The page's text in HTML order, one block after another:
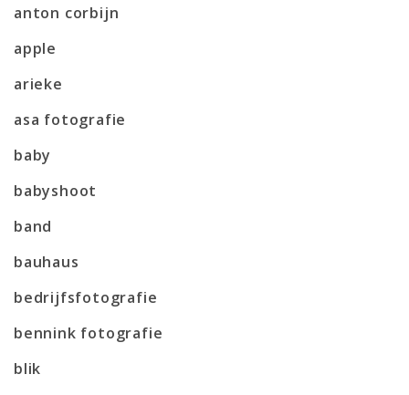
anton corbijn
apple
arieke
asa fotografie
baby
babyshoot
band
bauhaus
bedrijfsfotografie
bennink fotografie
blik